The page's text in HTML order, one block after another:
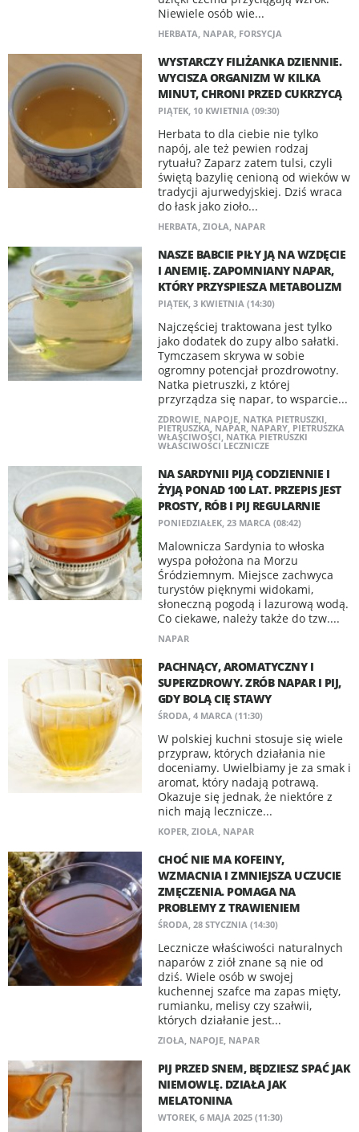
Niewiele osób wie...
HERBATA, NAPAR, FORSYCJA
WYSTARCZY FILIŻANKA DZIENNIE.
WYCISZA ORGANIZM W KILKA
MINUT, CHRONI PRZED CUKRZYCĄ
PIĄTEK, 10 KWIETNIA (09:30)
Herbata to dla ciebie nie tylko
napój, ale też pewien rodzaj
rytuału? Zaparz zatem tulsi, czyli
świętą bazylię cenioną od wieków w
tradycji ajurwedyjskiej. Dziś wraca
do łask jako zioło...
HERBATA, ZIOŁA, NAPAR
NASZE BABCIE PIŁY JĄ NA WZDĘCIE
I ANEMIĘ. ZAPOMNIANY NAPAR,
KTÓRY PRZYSPIESZA METABOLIZM
PIĄTEK, 3 KWIETNIA (14:30)
Najczęściej traktowana jest tylko
jako dodatek do zupy albo sałatki.
Tymczasem skrywa w sobie
ogromny potencjał prozdrowotny.
Natka pietruszki, z której
przyrządza się napar, to wsparcie...
ZDROWIE, NAPOJE, NATKA PIETRUSZKI,
PIETRUSZKA, NAPAR, NAPARY, PIETRUSZKA
WŁAŚCIWOŚCI, NATKA PIETRUSZKI
WŁAŚCIWOŚCI LECZNICZE
NA SARDYNII PIJĄ CODZIENNIE I
ŻYJĄ PONAD 100 LAT. PRZEPIS JEST
PROSTY, RÓB I PIJ REGULARNIE
PONIEDZIAŁEK, 23 MARCA (08:42)
Malownicza Sardynia to włoska
wyspa położona na Morzu
Śródziemnym. Miejsce zachwyca
turystów pięknymi widokami,
słoneczną pogodą i lazurową wodą.
Co ciekawe, należy także do tzw....
NAPAR
PACHNĄCY, AROMATYCZNY I
SUPERZDROWY. ZRÓB NAPAR I PIJ,
GDY BOLĄ CIĘ STAWY
ŚRODA, 4 MARCA (11:30)
W polskiej kuchni stosuje się wiele
przypraw, których działania nie
doceniamy. Uwielbiamy je za smak i
aromat, który nadają potrawą.
Okazuje się jednak, że niektóre z
nich mają lecznicze...
KOPER, ZIOŁA, NAPAR
CHOĆ NIE MA KOFEINY,
WZMACNIA I ZMNIEJSZA UCZUCIE
ZMĘCZENIA. POMAGA NA
PROBLEMY Z TRAWIENIEM
ŚRODA, 28 STYCZNIA (14:30)
Lecznicze właściwości naturalnych
naparów z ziół znane są nie od
dziś. Wiele osób w swojej
kuchennej szafce ma zapas mięty,
rumianku, melisy czy szałwii,
których działanie jest...
ZIOŁA, NAPOJE, NAPAR
PIJ PRZED SNEM, BĘDZIESZ SPAĆ JAK
NIEMOWLĘ. DZIAŁA JAK
MELATONINA
WTOREK, 6 MAJA 2025 (11:30)